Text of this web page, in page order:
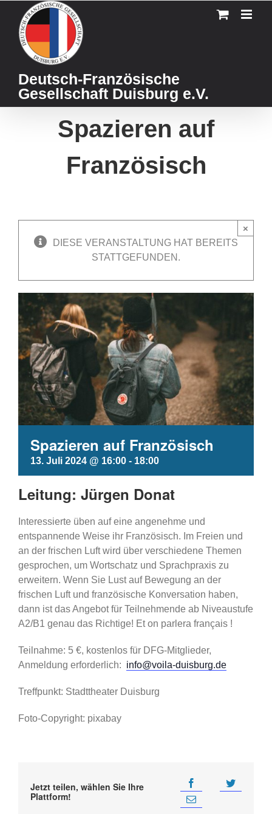
content
Deutsch-Französische
Gesellschaft Duisburg e.V.
Spazieren auf
Französisch
DIESE VERANSTALTUNG HAT BEREITS
STATTGEFUNDEN.
×
Spazieren auf Französisch
13. Juli 2024 @ 16:00 - 18:00
Leitung: Jürgen Donat
Interessierte üben auf eine angenehme und
entspannende Weise ihr Französisch. Im Freien und
an der frischen Luft wird über verschiedene Themen
gesprochen, um Wortschatz und Sprachpraxis zu
erweitern. Wenn Sie Lust auf Bewegung an der
frischen Luft und französische Konversation haben,
dann ist das Angebot für Teilnehmende ab Niveaustufe
A2/B1 genau das Richtige! Et on parlera français !
Teilnahme: 5 €, kostenlos für DFG-Mitglieder,
Anmeldung erforderlich: info@voila-duisburg.de
Treffpunkt: Stadttheater Duisburg
Foto-Copyright: pixabay
Jetzt teilen, wählen Sie Ihre
Plattform!